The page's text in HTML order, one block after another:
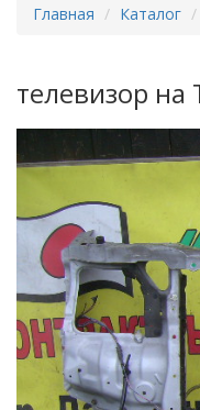
Главная Каталог
телевизор на